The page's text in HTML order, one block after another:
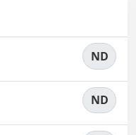
ND
ND